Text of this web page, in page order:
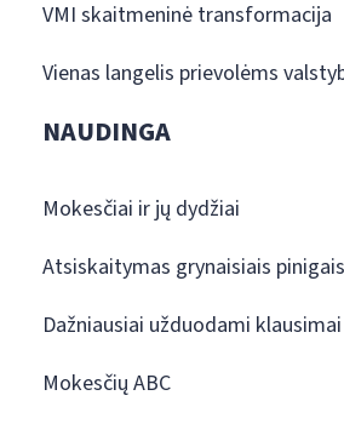
VMI skaitmeninė transformacija
Vienas langelis prievolėms
NAUDINGA
Mokesčiai ir jų dydžiai
Atsiskaitymas grynaisiais pinigais
Dažniausiai užduodami klausimai
Mokesčių ABC